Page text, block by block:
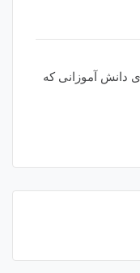
دانش آموزانی که